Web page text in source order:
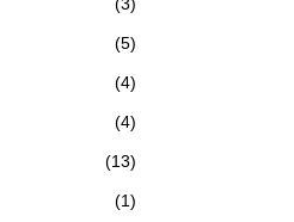
3
5
4
4
13
1